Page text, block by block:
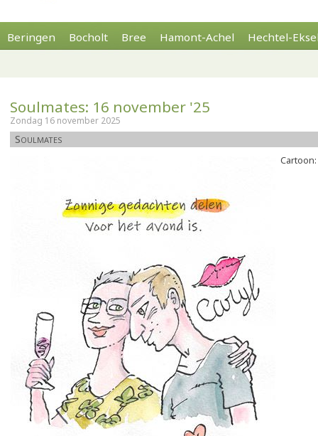
Beringen Bocholt Bree Hamont-Achel Hechtel-
Soulmates: 16 november '25
Zondag 16 november 2025
Soulmates